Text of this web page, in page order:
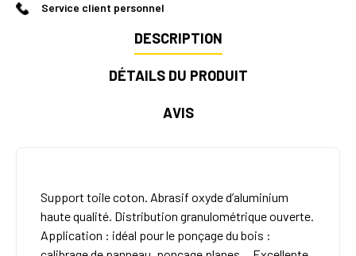
Service client personnel
DESCRIPTION
DÉTAILS DU PRODUIT
AVIS
Support toile coton. Abrasif oxyde d’aluminium
haute qualité. Distribution granulométrique ouverte.
Application : idéal pour le ponçage du bois :